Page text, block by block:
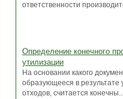
ответственности
Определение конечного
утилизации
На основании какого
образующееся в результате
отходов, считается